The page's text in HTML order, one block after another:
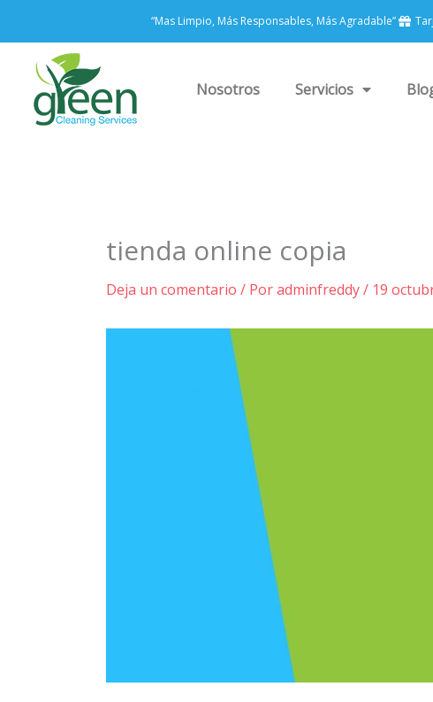
contenido
“Mas Limpio, Más Responsables, Más Agradable”
Nosotros Servicios
tienda online copia
Deja un comentario / Poradminfreddy/ 19